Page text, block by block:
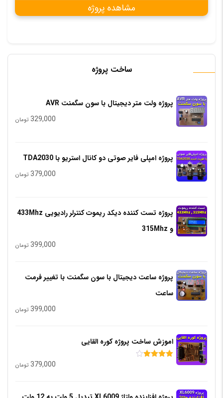
ساخت پروژه
پروژه ولت متر دیجیتال با سون سگمنت AVR
329,000 تومان
پروژه امپلی فایر صوتی دو کانال استریو با TDA2030
379,000 تومان
پروژه تست کننده دیکد ریموت کنترلر رادیویی 433Mhz
و 315Mhz
399,000 تومان
پروژه ساعت دیجیتال با سون سگمنت با تغییر فرمت
ساعت
399,000 تومان
اموزش ساخت پروژه کوره القایی
379,000 تومان
مشاهده پروژه